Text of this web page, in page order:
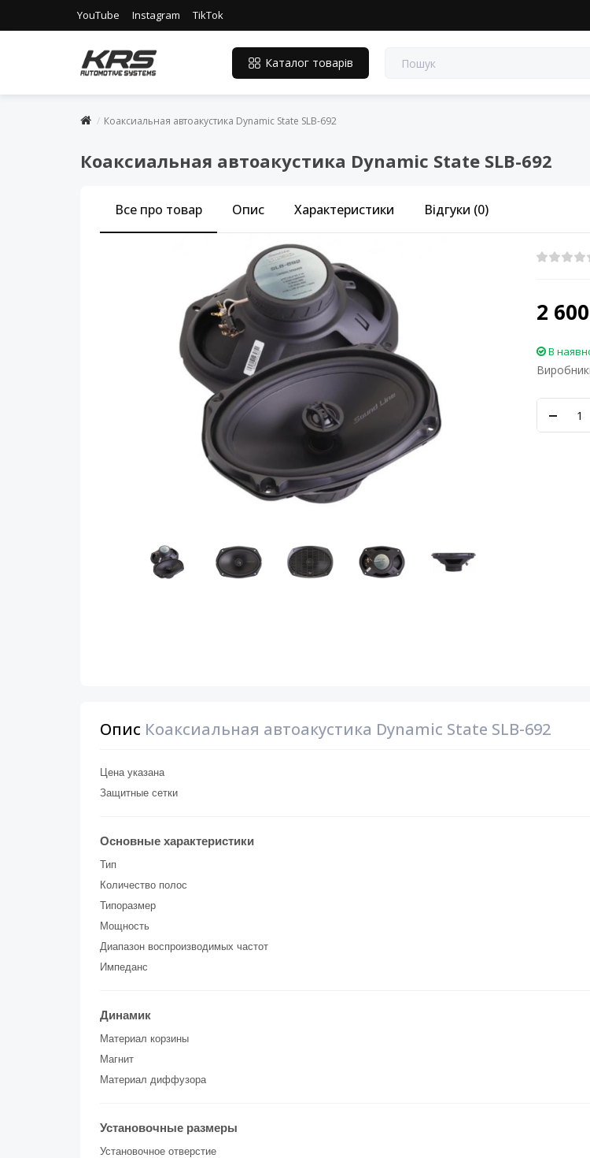
YouTube Instagram TikTok
Каталог товарів
Коаксиальная автоакустика Dynamic State SLB-692
Коаксиальная автоакустика Dynamic State SLB-692
Все про товар Опис Характеристики Відгуки (0)
2
В
Опис Коаксиальная автоакустика Dynamic State SLB-692
Цена указана
Защитные сетки
Основные характеристики
Тип
Количество полос
Типоразмер
Мощность
Диапазон воспроизводимых частот
Импеданс
Динамик
Материал корзины
Магнит
Материал диффузора
Установочные размеры
Установочное отверстие